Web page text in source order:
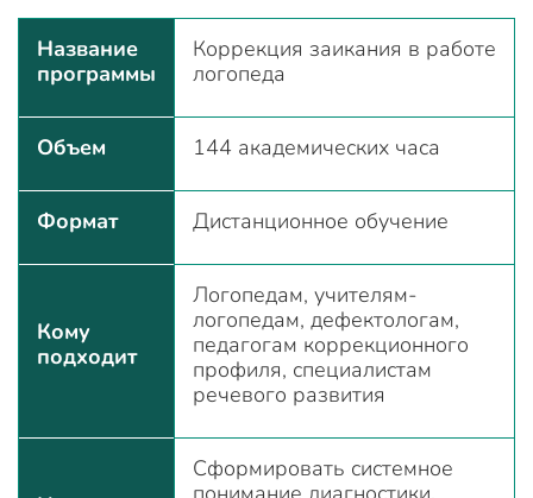
Название
программы
Коррекция заикания в работе
логопеда
Объем 144 академических часа
Формат Дистанционное обучение
Кому
подходит
Логопедам, учителям-
логопедам, дефектологам,
педагогам коррекционного
профиля, специалистам
речевого развития
Сформировать системное